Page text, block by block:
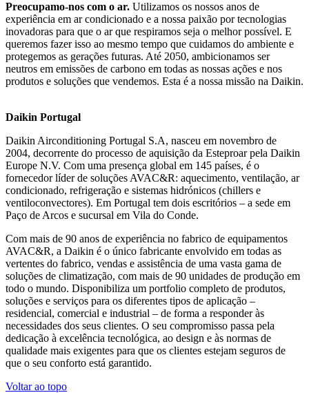
Preocupamo-nos com o ar. Utilizamos os nossos anos de
experiência em ar condicionado e a nossa paixão por tecnologias
inovadoras para que o ar que respiramos seja o melhor possível. E
queremos fazer isso ao mesmo tempo que cuidamos do ambiente e
protegemos as gerações futuras. Até 2050, ambicionamos ser
neutros em emissões de carbono em todas as nossas ações e nos
produtos e soluções que vendemos. Esta é a nossa missão na Daikin.
Daikin Portugal
Daikin Airconditioning Portugal S.A, nasceu em novembro de
2004, decorrente do processo de aquisição da Esteproar pela Daikin
Europe N.V. Com uma presença global em 145 países, é o
fornecedor líder de soluções AVAC&R: aquecimento, ventilação, ar
condicionado, refrigeração e sistemas hidrónicos (chillers e
ventiloconvectores). Em Portugal tem dois escritórios – a sede em
Paço de Arcos e sucursal em Vila do Conde.
Com mais de 90 anos de experiência no fabrico de equipamentos
AVAC&R, a Daikin é o único fabricante envolvido em todas as
vertentes do fabrico, vendas e assistência de uma vasta gama de
soluções de climatização, com mais de 90 unidades de produção em
todo o mundo. Disponibiliza um portfolio completo de produtos,
soluções e serviços para os diferentes tipos de aplicação –
residencial, comercial e industrial – de forma a responder às
necessidades dos seus clientes. O seu compromisso passa pela
dedicação à excelência tecnológica, ao design e às normas de
qualidade mais exigentes para que os clientes estejam seguros de
que o seu conforto está garantido.
Voltar ao topo